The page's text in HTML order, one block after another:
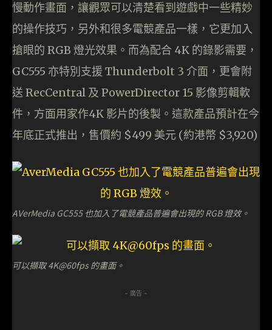
慢動作畫面，讓觀眾可以清楚看到遊戲中一些精妙
的操作技巧，另外和很多電競產品一樣，它更加入
搶眼的 RGB 燈光效果。而為配合 4K 的錄影需要，
GC555 亦特別支援 Thunderbolt 3 介面，更會附
送 RecCentral 及 PowerDirector 15 影像剪輯軟
件，方面用家作4K 影片的後製。這款產品預計在今
年底正式推出，售價約 $499 美元 (約港幣 $3,920)
AVerMedia GC555 也加入了電競產品普遍會出現的 RGB 燈效。
可以擷取 4K@60fps 的畫面。
- 廣告 -